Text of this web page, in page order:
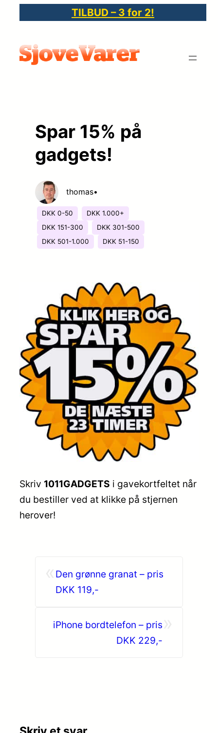
indhold
TILBUD – 3 for 2!
Spar 15% på
gadgets!
thomas•
DKK 0-50
DKK 1.000+
DKK 151-300
DKK 301-500
DKK 501-1.000
DKK 51-150
Skriv 1011GADGETS i gavekortfeltet når
du bestiller ved at klikke på stjernen
herover!
Den grønne granat – pris
DKK 119,-
iPhone bordtelefon – pris
DKK 229,-